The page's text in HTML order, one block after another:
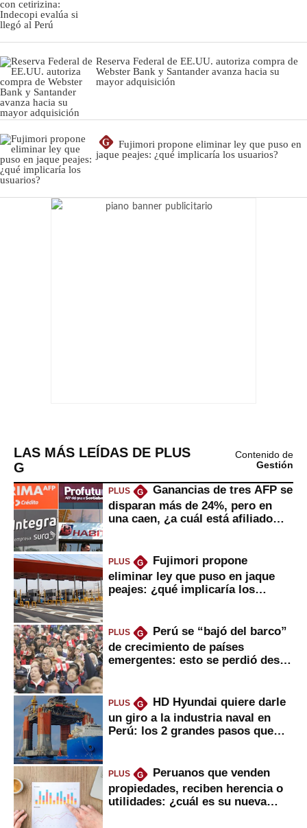
Reserva Federal de EE.UU. autoriza compra de
Webster Bank y Santander avanza hacia su
mayor adquisición
G
Fujimori propone eliminar ley que puso en
jaque peajes: ¿qué implicaría los usuarios?
LAS MÁS LEÍDAS DE PLUS
G
Contenido de
Gestión
PLUS G
Ganancias de tres AFP se
disparan más de 24%, pero en
una caen, ¿a cuál está afiliado
PLUS G
Fujimori propone
eliminar ley que puso en jaque
peajes: ¿qué implicaría los
PLUS G
Perú se “bajó del barco”
de crecimiento de países
emergentes: esto se perdió desde
PLUS G
HD Hyundai quiere darle
un giro a la industria naval en
Perú: los 2 grandes pasos que
PLUS G
Peruanos que venden
propiedades, reciben herencia o
utilidades: ¿cuál es su nueva